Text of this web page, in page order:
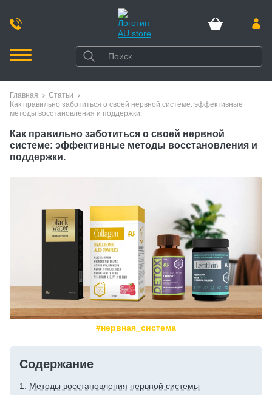
Главная
Статьи
Как правильно заботиться о своей нервной системе: эффективные
методы восстановления и поддержки.
Как правильно заботиться о своей нервной
системе: эффективные методы восстановления и
поддержки.
#нервная_система
Содержание
Методы восстановления нервной системы